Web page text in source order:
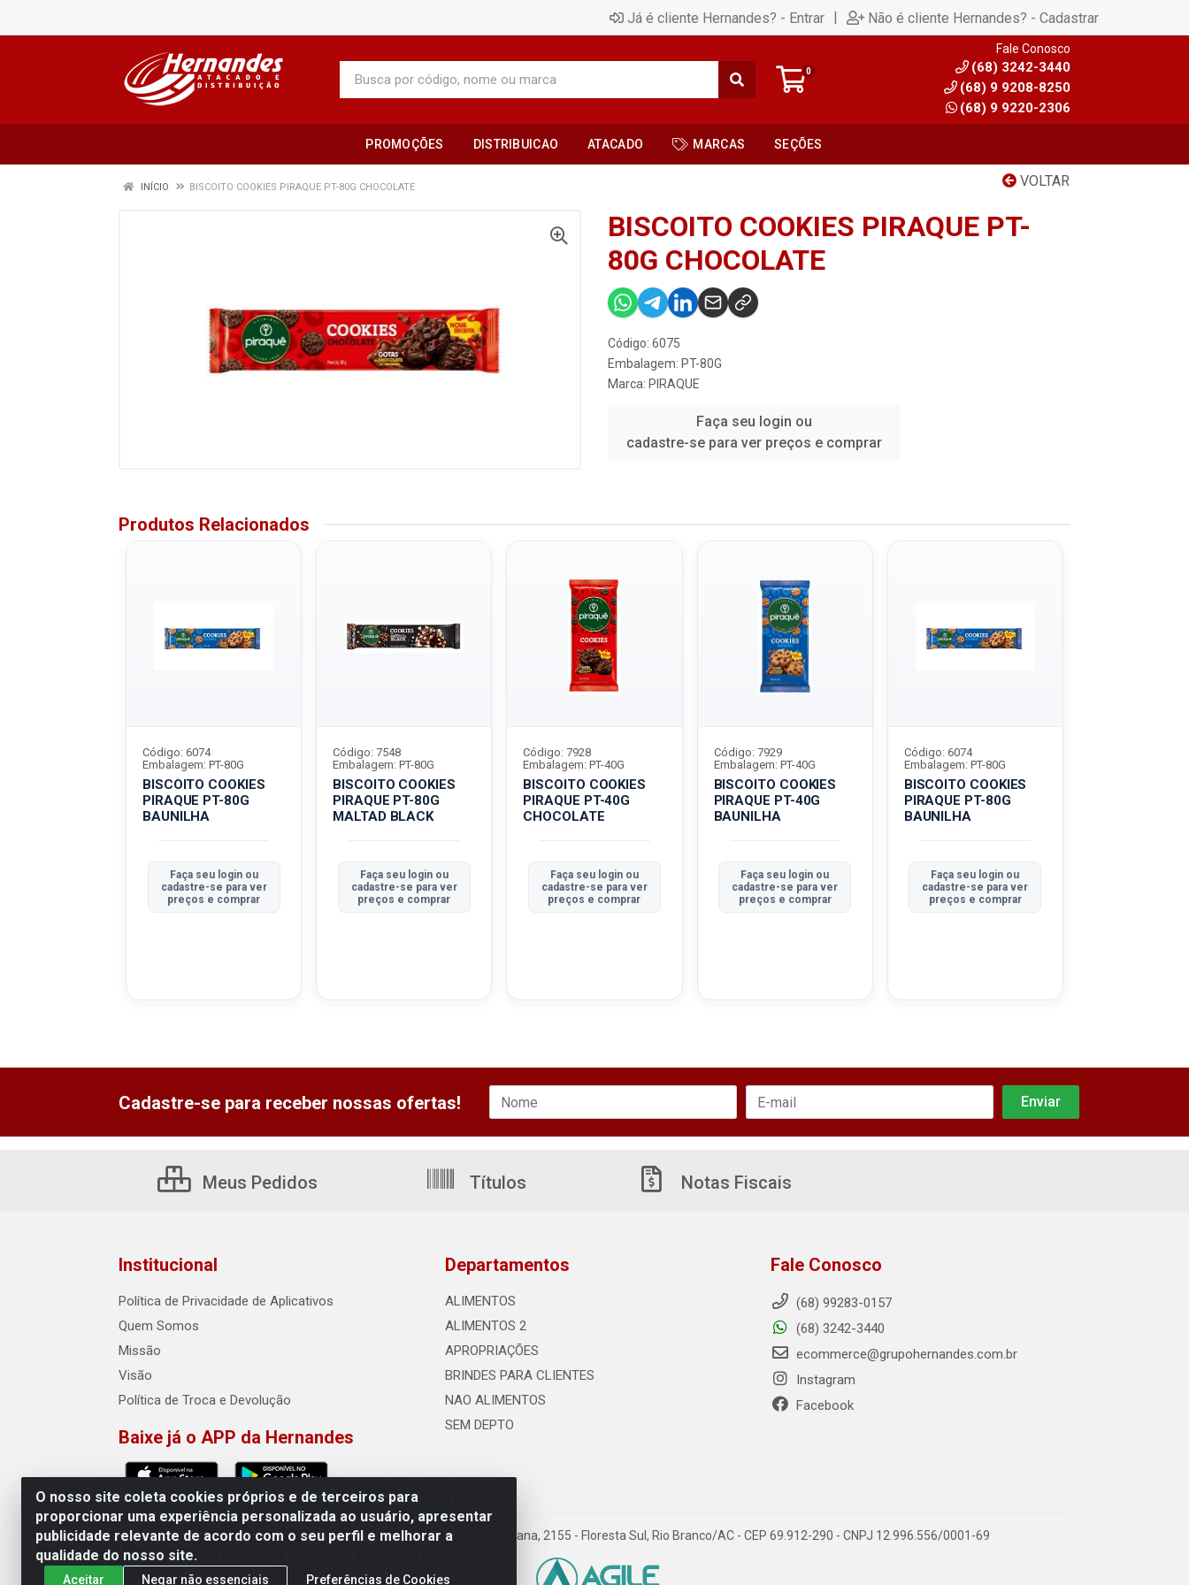
Já é cliente Hernandes? - Entrar | Não é cliente Hernandes? - Cadastrar
0
Fale Conosco
(68) 3242-3440
(68) 9 9208-8250
(68) 9 9220-2306
PROMOÇÕES DISTRIBUICAO ATACADO MARCAS SEÇÕES
VOLTAR
INÍCIO BISCOITO COOKIES PIRAQUE PT-80G CHOCOLATE
BISCOITO COOKIES PIRAQUE PT-
80G CHOCOLATE
Código: 6075
Embalagem: PT-80G
Marca: PIRAQUE
Faça seu login ou
cadastre-se para ver preços e comprar
Produtos Relacionados
BISCOITO COOKIES
PIRAQUE PT-80G
BAUNILHA
Código: 6074
Embalagem: PT-80G
Faça seu login ou
cadastre-se para ver
preços e comprar
BISCOITO COOKIES
PIRAQUE PT-80G
MALTAD BLACK
Código: 7548
Embalagem: PT-80G
Faça seu login ou
cadastre-se para ver
preços e comprar
BISCOITO COOKIES
PIRAQUE PT-40G
CHOCOLATE
Código: 7928
Embalagem: PT-40G
Faça seu login ou
cadastre-se para ver
preços e comprar
BISCOITO COOKIES
PIRAQUE PT-40G
BAUNILHA
Código: 7929
Embalagem: PT-40G
Faça seu login ou
cadastre-se para ver
preços e comprar
BISCOITO COOKIES
PIRAQUE PT-80G
BAUNILHA
Código: 6074
Embalagem: PT-80G
Faça seu login ou
cadastre-se para ver
preços e comprar
O nosso site coleta cookies próprios e de terceiros para
proporcionar uma experiência personalizada ao usuário, apresentar
publicidade relevante de acordo com o seu perfil e melhorar a
qualidade do nosso site.
Aceitar Negar não essenciais Preferências de Cookies
Cadastre-se para receber nossas ofertas!
Meus Pedidos Títulos Notas Fiscais
Institucional
Política de Privacidade de Aplicativos
Quem Somos
Missão
Visão
Política de Troca e Devolução
Baixe já o APP da Hernandes
Departamentos
ALIMENTOS
ALIMENTOS 2
APROPRIAÇÕES
BRINDES PARA CLIENTES
NAO ALIMENTOS
SEM DEPTO
Fale Conosco
(68) 99283-0157
(68) 3242-3440
ecommerce@grupohernandes.com.br
Instagram
Facebook
Hernandes - Atacado e Distribuições - Rodovia Transacreana, 2155 - Floresta Sul, Rio Branco/AC - CEP 69.912-290 - CNPJ 12.996.556/0001-69